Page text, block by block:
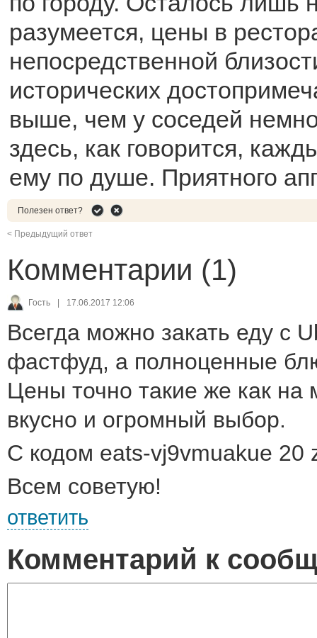
разумеется, цены в
непосредственной
исторических
выше, чем у соседей
здесь, как говорится,
ему по душе. Приятного
Полезен ответ?
< Предыдущий ответ
Комментарии (1)
Гость | 17.06.2017 12:06
Всегда можно закать еду с
фастфуд, а полноценные
Цены точно такие же как на
вкусно и огромный выбор.
С кодом eats-vj9vmuakue 20
Всем советую!
ответить
Комментарий к